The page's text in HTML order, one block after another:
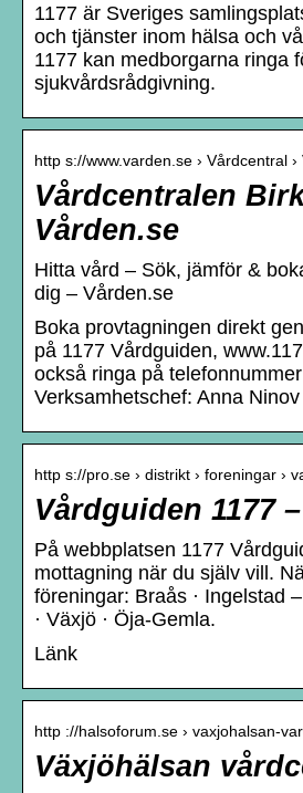
1177 är Sveriges
och tjänster inom hälsa och
1177 kan medborgarna ringa
sjukvårdsrådgivning.
http s://www.varden.se › Vårdcentral ›
Vårdcentralen
Vården.se
Hitta vård – Sök, jämför &
dig – Vården.se
Boka provtagningen direkt
på 1177 Vårdguiden,
också ringa på
Verksamhetschef: Anna
http s://pro.se › distrikt › foreningar ›
Vårdguiden 1177
På webbplatsen 1177
mottagning när du själv vill.
föreningar: Braås · Ingelstad
· Växjö · Öja-Gemla.
Länk
http ://halsoforum.se › vaxjohalsan-
Växjöhälsan